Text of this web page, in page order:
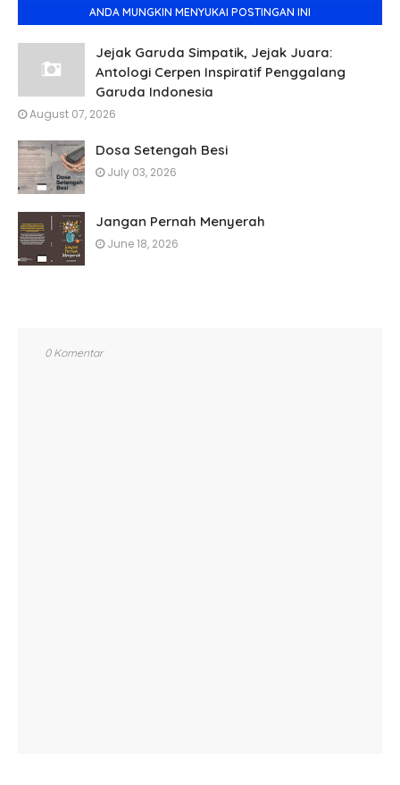
ANDA MUNGKIN MENYUKAI POSTINGAN INI
Jejak Garuda Simpatik, Jejak Juara:
Antologi Cerpen Inspiratif Penggalang
Garuda Indonesia
August 07, 2026
Dosa Setengah Besi
July 03, 2026
Jangan Pernah Menyerah
June 18, 2026
0 Komentar